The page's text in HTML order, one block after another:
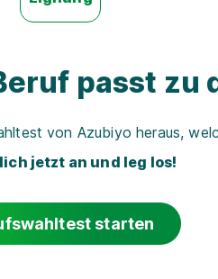
passt zu
von Azubiyo heraus,
jetzt an und leg los!
starten